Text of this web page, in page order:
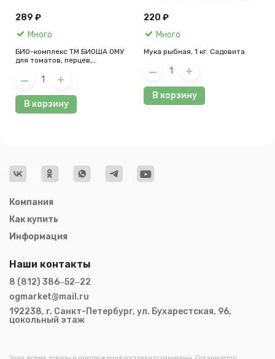
289 ₽
Много
БИО-комплекс ТМ БИОША ОМУ
для томатов, перцев,
В корзину
220 ₽
Много
Мука рыбная, 1 кг. Садовита
В корзину
Компания
Как купить
Информация
Наши контакты
8 (812) 386‒52‒22
ogmarket@mail.ru
192238, г. Санкт-Петербург, ул. Бухарестская, 96,
цокольный этаж